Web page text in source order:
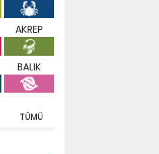
AKREP
BALIK
TÜMÜ